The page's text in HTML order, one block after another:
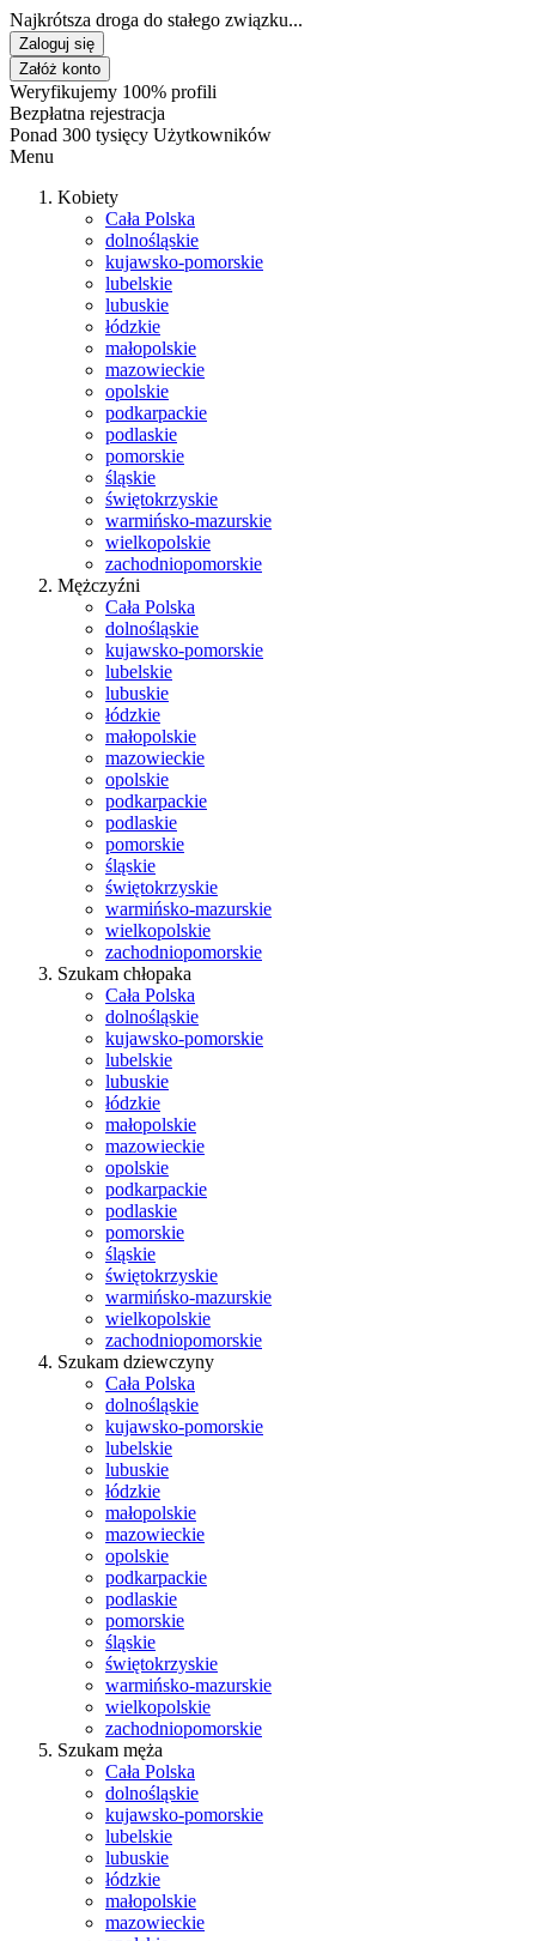
Najkrótsza droga do stałego związku...
Zaloguj się
Załóż konto
Weryfikujemy 100% profili
Bezpłatna rejestracja
Ponad 300 tysięcy Użytkowników
Menu
Kobiety
Cała Polska
dolnośląskie
kujawsko-pomorskie
lubelskie
lubuskie
łódzkie
małopolskie
mazowieckie
opolskie
podkarpackie
podlaskie
pomorskie
śląskie
świętokrzyskie
warmińsko-mazurskie
wielkopolskie
zachodniopomorskie
Mężczyźni
Cała Polska
dolnośląskie
kujawsko-pomorskie
lubelskie
lubuskie
łódzkie
małopolskie
mazowieckie
opolskie
podkarpackie
podlaskie
pomorskie
śląskie
świętokrzyskie
warmińsko-mazurskie
wielkopolskie
zachodniopomorskie
Szukam chłopaka
Cała Polska
dolnośląskie
kujawsko-pomorskie
lubelskie
lubuskie
łódzkie
małopolskie
mazowieckie
opolskie
podkarpackie
podlaskie
pomorskie
śląskie
świętokrzyskie
warmińsko-mazurskie
wielkopolskie
zachodniopomorskie
Szukam dziewczyny
Cała Polska
dolnośląskie
kujawsko-pomorskie
lubelskie
lubuskie
łódzkie
małopolskie
mazowieckie
opolskie
podkarpackie
podlaskie
pomorskie
śląskie
świętokrzyskie
warmińsko-mazurskie
wielkopolskie
zachodniopomorskie
Szukam męża
Cała Polska
dolnośląskie
kujawsko-pomorskie
lubelskie
lubuskie
łódzkie
małopolskie
mazowieckie